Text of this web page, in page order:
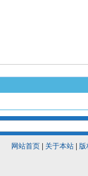
网站首页| 关于本站| 版